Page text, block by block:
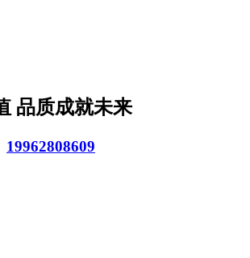
品质成就未来
19962808609